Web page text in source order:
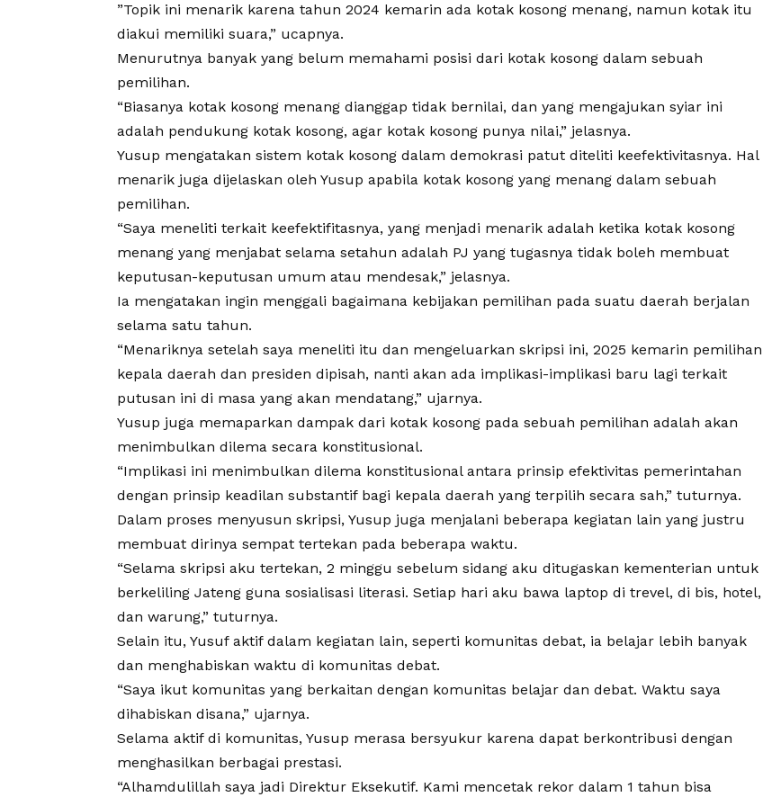
”Topik ini menarik karena tahun 2024 kemarin ada kotak kosong menang, namun kotak itu
diakui memiliki suara,” ucapnya.
Menurutnya banyak yang belum memahami posisi dari kotak kosong dalam sebuah
pemilihan.
“Biasanya kotak kosong menang dianggap tidak bernilai, dan yang mengajukan syiar ini
adalah pendukung kotak kosong, agar kotak kosong punya nilai,” jelasnya.
Yusup mengatakan sistem kotak kosong dalam demokrasi patut diteliti keefektivitasnya. Hal
menarik juga dijelaskan oleh Yusup apabila kotak kosong yang menang dalam sebuah
pemilihan.
“Saya meneliti terkait keefektifitasnya, yang menjadi menarik adalah ketika kotak kosong
menang yang menjabat selama setahun adalah PJ yang tugasnya tidak boleh membuat
keputusan-keputusan umum atau mendesak,” jelasnya.
Ia mengatakan ingin menggali bagaimana kebijakan pemilihan pada suatu daerah berjalan
selama satu tahun.
“Menariknya setelah saya meneliti itu dan mengeluarkan skripsi ini, 2025 kemarin pemilihan
kepala daerah dan presiden dipisah, nanti akan ada implikasi-implikasi baru lagi terkait
putusan ini di masa yang akan mendatang,” ujarnya.
Yusup juga memaparkan dampak dari kotak kosong pada sebuah pemilihan adalah akan
menimbulkan dilema secara konstitusional.
“Implikasi ini menimbulkan dilema konstitusional antara prinsip efektivitas pemerintahan
dengan prinsip keadilan substantif bagi kepala daerah yang terpilih secara sah,” tuturnya.
Dalam proses menyusun skripsi, Yusup juga menjalani beberapa kegiatan lain yang justru
membuat dirinya sempat tertekan pada beberapa waktu.
“Selama skripsi aku tertekan, 2 minggu sebelum sidang aku ditugaskan kementerian untuk
berkeliling Jateng guna sosialisasi literasi. Setiap hari aku bawa laptop di trevel, di bis, hotel,
dan warung,” tuturnya.
Selain itu, Yusufaktif dalam kegiatan lain, seperti komunitas debat, ia belajar lebih banyak
dan menghabiskan waktu di komunitas debat.
“Saya ikut komunitas yang berkaitan dengan komunitas belajar dan debat. Waktu saya
dihabiskan disana,” ujarnya.
Selama aktif di komunitas, Yusup merasa bersyukur karena dapat berkontribusi dengan
menghasilkan berbagai prestasi.
“Alhamdulillah saya jadi Direktur Eksekutif. Kami mencetak rekor dalam 1 tahun bisa